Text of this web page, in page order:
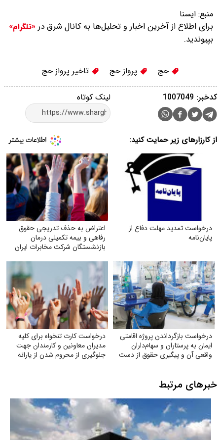
منبع: ايسنا
برای اطلاع از آخرین اخبار و تحلیل‌ها به کانال شرق در «تلگرام»
بپیوندید.
حج پرواز حج تاخیر پرواز حج
لینک کوتاه کدخبر: 1007049
از کارزارهای زیر حمایت کنید:
درخواست تمدید مهلت دفاع از
پایان‌نامه
اعتراض به حذف تدریجی حقوق
رفاهی و بیمه تکمیلی درمان
بازنشستگان شرکت مخابرات ایران
درخواست بازگرداندن پروژه اقامتی
ایمان به پرستاران و سهام‌داران
واقعی آن و پیگیری حقوق از دست
درخواست کارت تنخواه برای کلیه
مدیران معاونین و کارمندان جهت
جلوگیری از محروم شدن از یارانه
خبرهای مرتبط